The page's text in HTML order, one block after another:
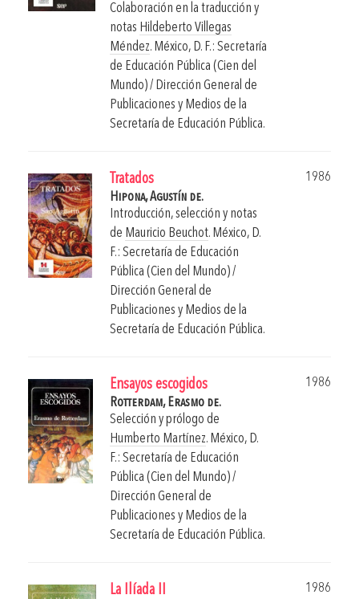
Colaboración en la traducción y
notas Hildeberto Villegas
Méndez. México, D. F.: Secretaría
de Educación Pública (Cien del
Mundo) / Dirección General de
Publicaciones y Medios de la
Secretaría de Educación Pública.
Tratados
1986
Hipona, Agustín de.
Introducción, selección y notas
de Mauricio Beuchot. México, D.
F.: Secretaría de Educación
Pública (Cien del Mundo) /
Dirección General de
Publicaciones y Medios de la
Secretaría de Educación Pública.
Ensayos escogidos
1986
Rotterdam, Erasmo de.
Selección y prólogo de
Humberto Martínez. México, D.
F.: Secretaría de Educación
Pública (Cien del Mundo) /
Dirección General de
Publicaciones y Medios de la
Secretaría de Educación Pública.
La Ilíada II
1986